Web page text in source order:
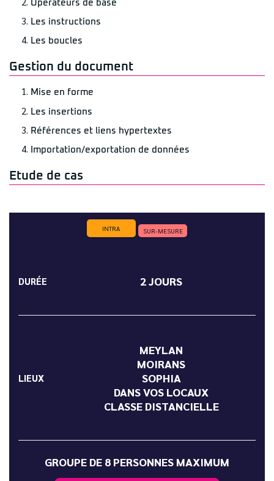
Opérateurs de base
Les instructions
Les boucles
Gestion du document
Mise en forme
Les insertions
Références et liens hypertextes
Importation/exportation de données
Etude de cas
INTRA SUR-MESURE
DURÉE 2 JOURS
LIEUX
MEYLAN
MOIRANS
SOPHIA
DANS VOS LOCAUX
CLASSE DISTANCIELLE
GROUPE DE 8 PERSONNES MAXIMUM